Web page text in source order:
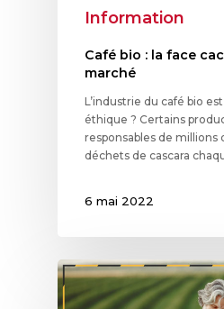
Information
Café bio : la face
marché
L’industrie du café bio
éthique ? Certains
responsables de millions
déchets de cascara
6 mai 2022